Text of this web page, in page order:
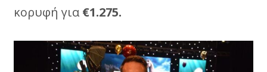
κορυφή για €1.275.